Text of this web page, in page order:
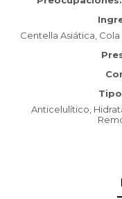
Centella Asiática,
Anticelulítico,